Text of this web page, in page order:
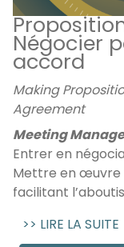
Négocier
accord
Making
Agreement
Meeting
Entrer en
Mettre en œuvre
facilitant
>> LIRE LA SUITE